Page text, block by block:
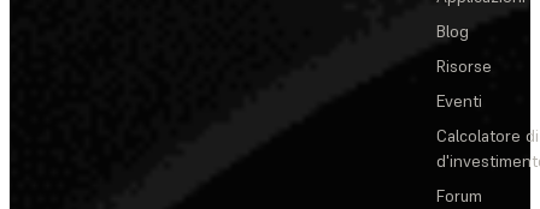
Blog
Risorse
Eventi
Calcolatore
Forum